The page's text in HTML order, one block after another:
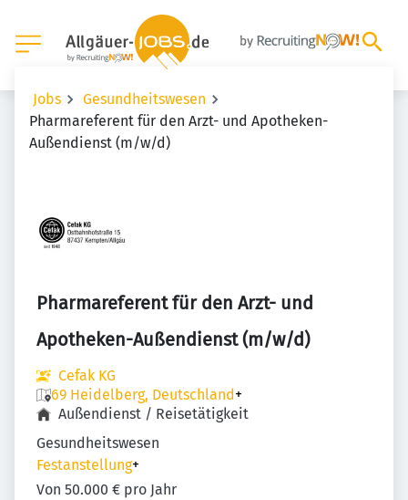
Jobs
Gesundheitswesen
Pharmareferent für den Arzt- und Apotheken-
Außendienst (m/w/d)
Pharmareferent für den Arzt- und
Apotheken-Außendienst (m/w/d)
Cefak KG
69 Heidelberg, Deutschland+
Außendienst / Reisetätigkeit
Gesundheitswesen
Festanstellung+
Von 50.000 € pro Jahr